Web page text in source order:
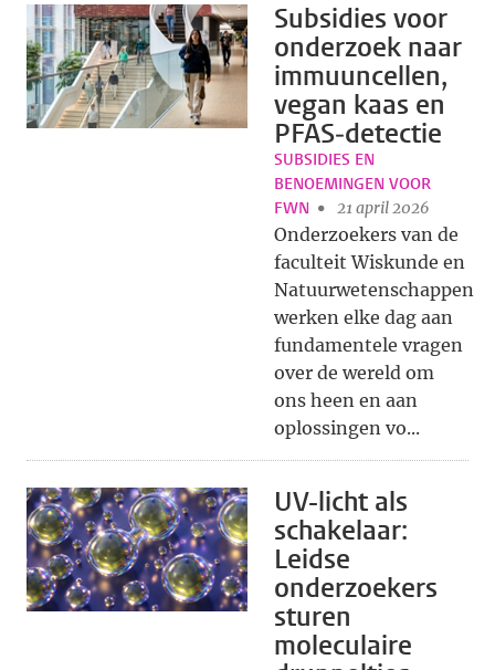
Subsidies voor
onderzoek naar
immuuncellen,
vegan kaas en
PFAS‑detectie
SUBSIDIES EN
BENOEMINGEN VOOR
FWN
21 april 2026
Onderzoekers van de
faculteit Wiskunde en
Natuurwetenschappen
werken elke dag aan
fundamentele vragen
over de wereld om
ons heen en aan
oplossingen vo...
UV-licht als
schakelaar:
Leidse
onderzoekers
sturen
moleculaire